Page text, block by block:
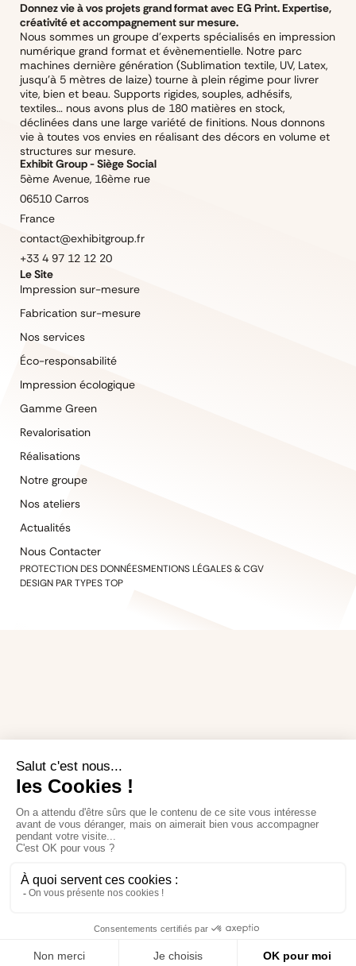
Donnez vie à vos projets grand format avec EG Print. Expertise,
créativité et accompagnement sur mesure.
Nous sommes un groupe d’experts spécialisés en impression
numérique grand format et évènementielle. Notre parc
machines dernière génération (Sublimation textile, UV, Latex,
jusqu’à 5 mètres de laize) tourne à plein régime pour livrer
vite, bien et beau. Supports rigides, souples, adhésifs,
textiles… nous avons plus de 180 matières en stock,
déclinées dans une large variété de finitions. Nous donnons
vie à toutes vos envies en réalisant des décors en volume et
structures sur mesure.
Exhibit Group - Siège Social
5ème Avenue, 16ème rue
06510 Carros
France
contact@exhibitgroup.fr
+33 4 97 12 12 20
Le Site
Impression sur-mesure
Fabrication sur-mesure
Nos services
Éco-responsabilité
Impression écologique
Gamme Green
Revalorisation
Réalisations
Notre groupe
Nos ateliers
Actualités
Nous Contacter
PROTECTION DES DONNÉESMENTIONS LÉGALES & CGV
DESIGN PAR TYPES TOP
Votre projet